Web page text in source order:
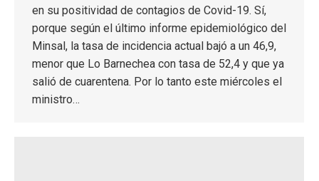
en su positividad de contagios de Covid-19. Sí,
porque según el último informe epidemiológico del
Minsal, la tasa de incidencia actual bajó a un 46,9,
menor que Lo Barnechea con tasa de 52,4 y que ya
salió de cuarentena. Por lo tanto este miércoles el
ministro…